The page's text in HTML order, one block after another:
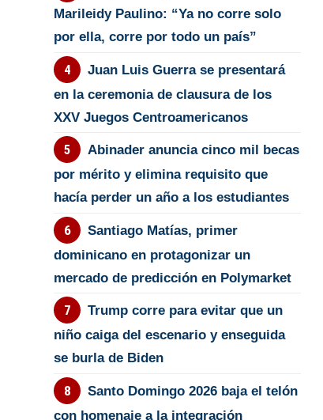
Marileidy Paulino: “Ya no corre solo
por ella, corre por todo un país”
Juan Luis Guerra se presentará
en la ceremonia de clausura de los
XXV Juegos Centroamericanos
Abinader anuncia cinco mil becas
por mérito y elimina requisito que
hacía perder un año a los estudiantes
Santiago Matías, primer
dominicano en protagonizar un
mercado de predicción en Polymarket
Trump corre para evitar que un
niño caiga del escenario y enseguida
se burla de Biden
Santo Domingo 2026 baja el telón
con homenaje a la integración